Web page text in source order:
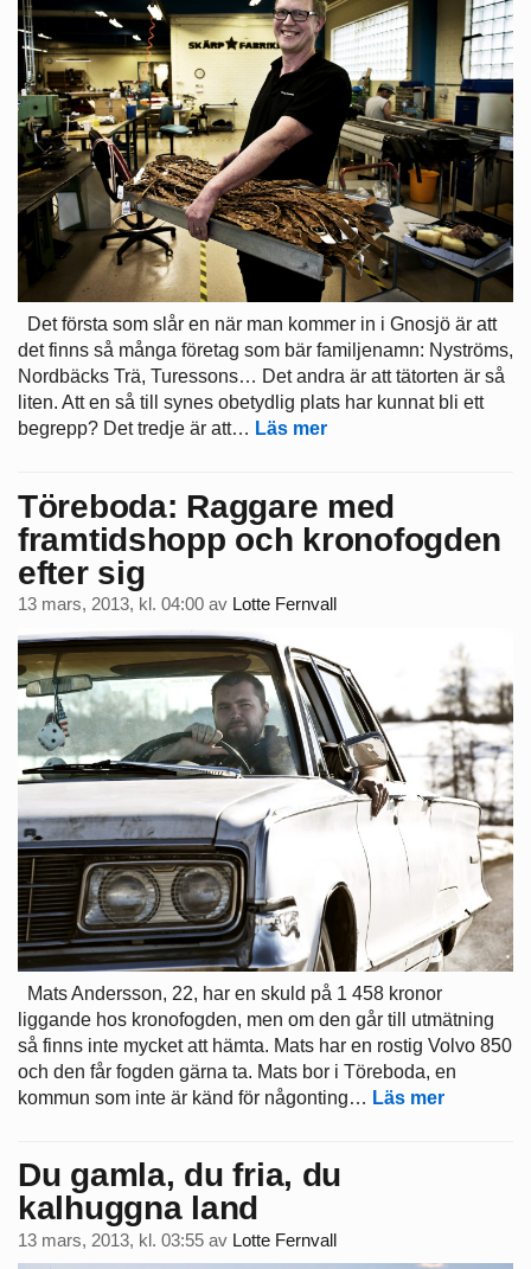
Det första som slår en när man kommer in i Gnosjö är att
det finns så många företag som bär familjenamn: Nyströms,
Nordbäcks Trä, Turessons… Det andra är att tätorten är så
liten. Att en så till synes obetydlig plats har kunnat bli ett
begrepp? Det tredje är att… Läs mer
Töreboda: Raggare med
framtidshopp och kronofogden
efter sig
13 mars, 2013, kl. 04:00 av Lotte Fernvall
Mats Andersson, 22, har en skuld på 1 458 kronor
liggande hos kronofogden, men om den går till utmätning
så finns inte mycket att hämta. Mats har en rostig Volvo 850
och den får fogden gärna ta. Mats bor i Töreboda, en
kommun som inte är känd för någonting… Läs mer
Du gamla, du fria, du
kalhuggna land
13 mars, 2013, kl. 03:55 av Lotte Fernvall